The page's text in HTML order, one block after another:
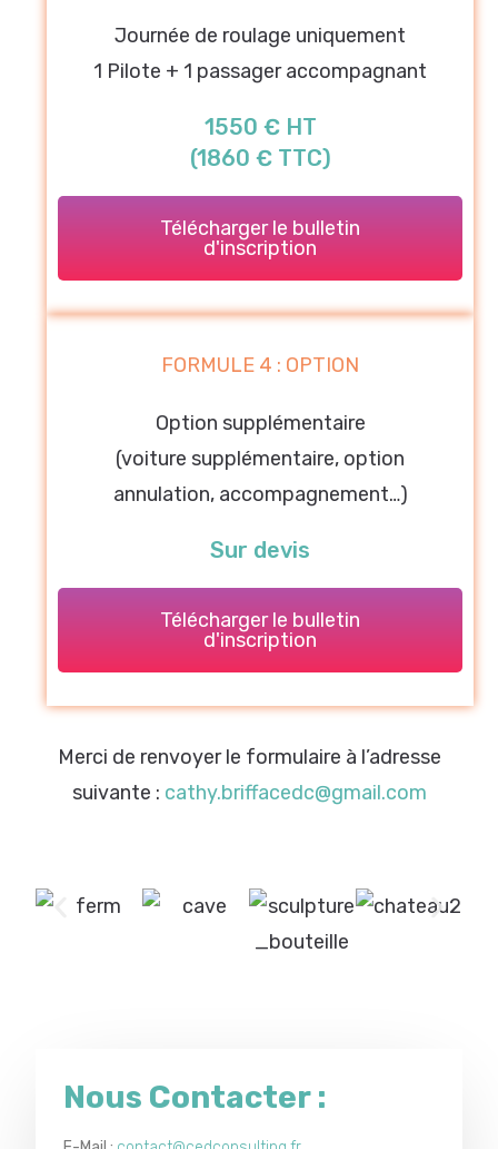
Journée de roulage uniquement
1 Pilote + 1 passager accompagnant
1550 € HT
(1860 € TTC)
Télécharger le bulletin
d'inscription
FORMULE 4 : OPTION
Option supplémentaire
(voiture supplémentaire, option
annulation, accompagnement…)
Sur devis
Télécharger le bulletin
d'inscription
Merci de renvoyer le formulaire à l’adresse
suivante : cathy.briffacedc@gmail.com
Nous Contacter :